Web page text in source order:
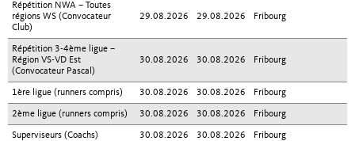
Répétition NWA – Toutes
régions WS (Convocateur
Club)
29.08.2026 29.08.2026 Fribourg
Répétition 3-4ème ligue –
Région VS-VD Est
(Convocateur Pascal)
30.08.2026 30.08.2026 Fribourg
1ère ligue (runners compris) 30.08.2026 30.08.2026 Fribourg
2ème ligue (runners compris) 30.08.2026 30.08.2026 Fribourg
Superviseurs (Coachs) 30.08.2026 30.08.2026 Fribourg